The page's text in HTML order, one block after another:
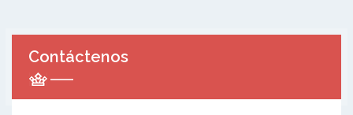
Contáctenos